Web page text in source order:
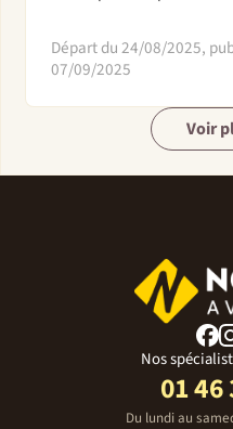
Départ du 24/08/2025,
07/09/2025
Voir
Nos
01 46
Du lundi au